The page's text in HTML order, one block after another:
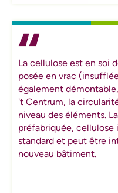
La cellulose est en soi
posée en vrac
également
't Centrum, la
niveau des éléments.
préfabriquée,
standard et peut être
nouveau bâtiment.